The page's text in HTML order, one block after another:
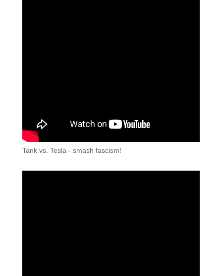
Tank vs. Tesla - smash fascism!